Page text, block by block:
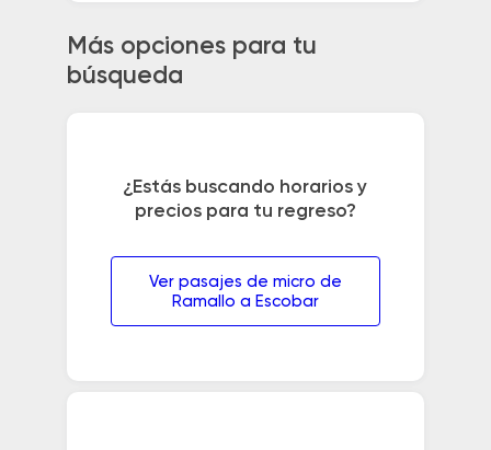
Más opciones para tu
búsqueda
¿Estás buscando horarios y
precios para tu regreso?
Ver pasajes de micro de
Ramallo a Escobar